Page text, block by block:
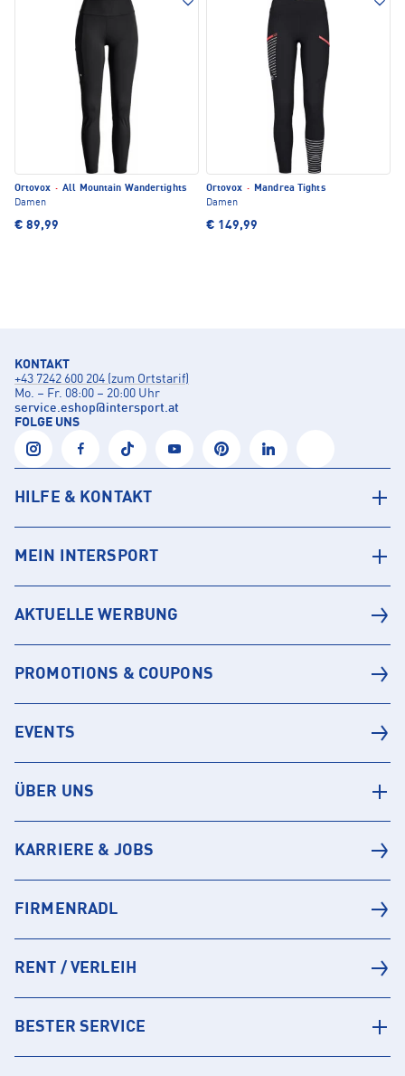
Ortovox · All Mountain Wandertights
Damen
€ 89,99
Ortovox · Mandrea Tights
Damen
€ 149,99
KONTAKT
+43 7242 600 204 (zum Ortstarif)
Mo. – Fr. 08:00 – 20:00 Uhr
service.eshop@intersport.at
FOLGE UNS
HILFE & KONTAKT
MEIN INTERSPORT
AKTUELLE WERBUNG
PROMOTIONS & COUPONS
EVENTS
ÜBER UNS
KARRIERE & JOBS
FIRMENRADL
RENT / VERLEIH
BESTER SERVICE